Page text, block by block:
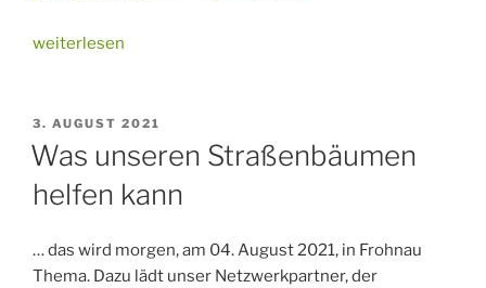
„Update
2.0“
weiterlesen
VERÖFFENTLICHT
AM
3. AUGUST 2021
Was unseren Straßenbäumen
helfen kann
… das wird morgen, am 04. August 2021, in Frohnau
Thema. Dazu lädt unser Netzwerkpartner, der